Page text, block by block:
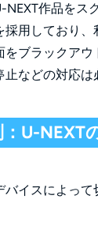
NEXT作品をス
採用しており
をブラックア
などの対応は
U-NEXT
バイスによっ